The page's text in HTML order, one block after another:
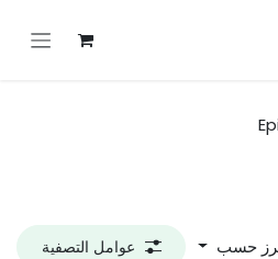
حسب
عوامل التصفية